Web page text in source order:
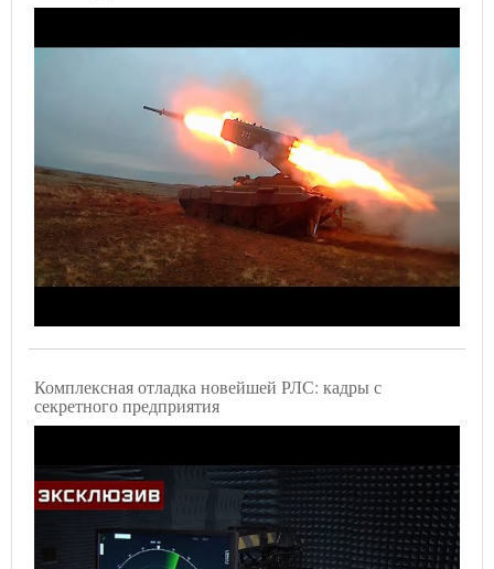
Комплексная отладка новейшей РЛС: кадры с
секретного предприятия